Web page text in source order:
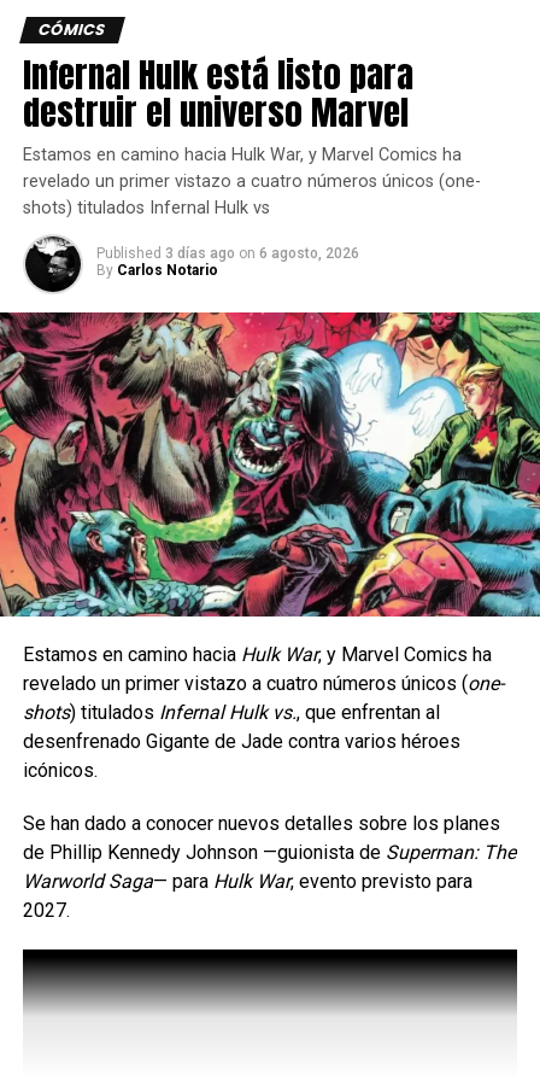
LA PELÍCULA 25 DE JAMES BOND
Yosimar Astivia
La serie da inicio a una etapa totalmente nueva de
aventuras en cómic para el icónico arqueólogo,
ambientada en la época de las películas originales que
marcaron un hito.
Tras los sucesos deEn busca del arca perdida, los
villanos más infames de Indy —incluido el improbable
regreso de un archienemigo— buscan una nueva y
aterradora fuente de poder para resarcirse de sus
derrotas.
Un poder que ha caído en manos de su antigua compañera,
CÓMICS
Infernal Hulk está listo para
destruir el universo Marvel
Estamos en camino hacia Hulk War, y Marvel Comics ha
revelado un primer vistazo a cuatro números únicos (one-
shots) titulados Infernal Hulk vs
Published 3 días ago on 6 agosto, 2026
By Carlos Notario
Estamos en camino hacia Hulk War, y Marvel Comics ha
revelado un primer vistazo a cuatro números únicos (one-
shots) titulados Infernal Hulk vs., que enfrentan al
desenfrenado Gigante de Jade contra varios héroes
icónicos.
Se han dado a conocer nuevos detalles sobre los planes
de Phillip Kennedy Johnson —guionista de Superman: The
Warworld Saga— ​​para Hulk War, evento previsto para
2027.